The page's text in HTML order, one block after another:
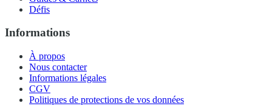
Défis
Informations
À propos
Nous contacter
Informations légales
CGV
Politiques de protections de vos données